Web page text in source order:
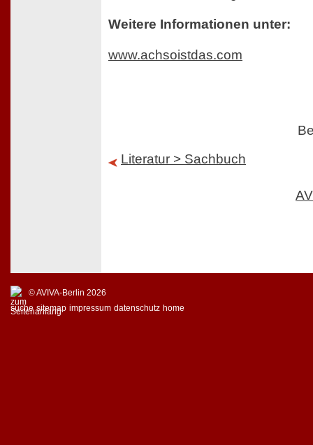
Weitere Informationen unter:
www.achsoistdas.com
Literatur > Sachbuch
© AVIVA-Berlin 2026
suche sitemap impressum datenschutz home